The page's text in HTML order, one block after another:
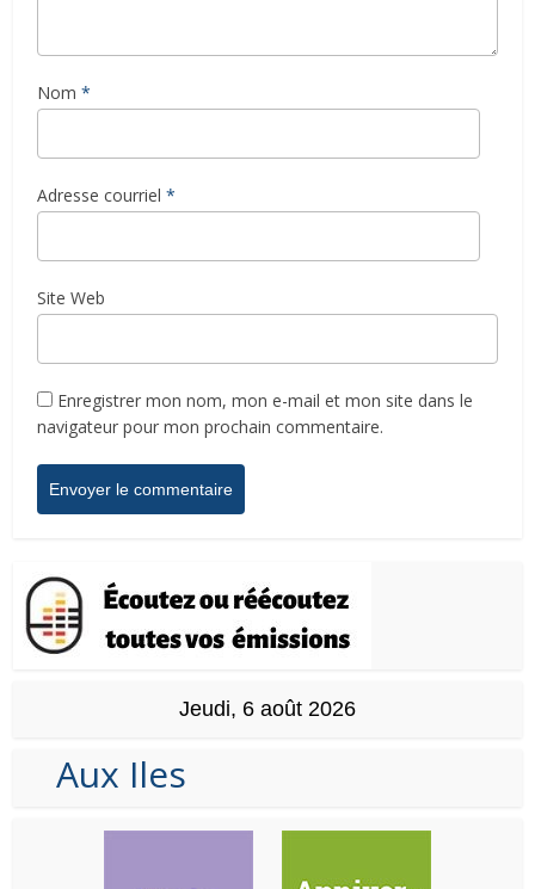
Nom *
Adresse courriel *
Site Web
Enregistrer mon nom, mon e-mail et mon site dans le
navigateur pour mon prochain commentaire.
Jeudi, 6 août 2026
Aux Iles